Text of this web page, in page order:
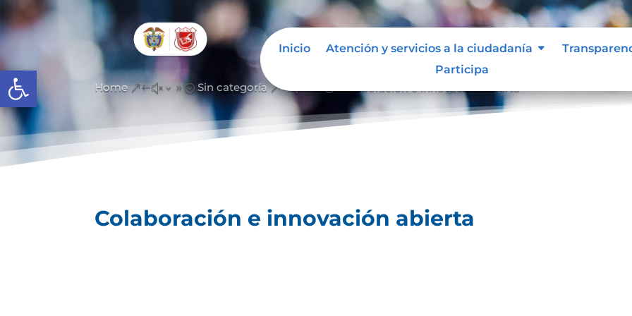
Abrir barra de herramientas
Inicio Atención y servicios a la ciudadanía
Participa
Home &#x39; Sin categoría &#x39;
Colaboración e innovación abierta